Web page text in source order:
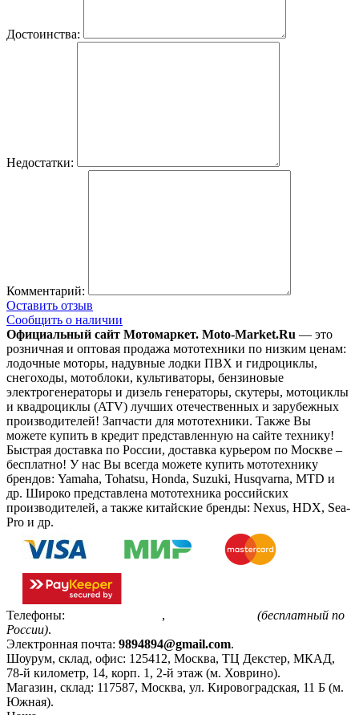
Достоинства:
Недостатки:
Комментарий:
Оставить отзыв
Сообщить о наличии
Официальный сайт Мотомаркет. Moto-Market.Ru — это
розничная и оптовая продажа мототехники по низким ценам:
лодочные моторы, надувные лодки ПВХ и гидроциклы,
снегоходы, мотоблоки, культиваторы, бензиновые
электрогенераторы и дизель генераторы, скутеры, мотоциклы
и квадроциклы (ATV) лучших отечественных и зарубежных
производителей! Запчасти для мототехники. Также Вы
можете купить в кредит представленную на сайте технику!
Быстрая доставка по России, доставка курьером по Москве –
бесплатно! У нас Вы всегда можете купить мототехнику
брендов: Yamaha, Tohatsu, Honda, Suzuki, Husqvarna, MTD и
др. Широко представлена мототехника российских
производителей, а также китайские бренды: Nexus, HDX, Sea-
Pro и др.
Телефоны: ,
(бесплатный по
России).
Электронная почта: 9894894@gmail.com.
Шоурум, склад, офис: 125412, Москва, ТЦ Декстер, МКАД,
78-й километр, 14, корп. 1, 2-й этаж (м. Ховрино).
Магазин, склад: 117587, Москва, ул. Кировоградская, 11 Б (м.
Южная).